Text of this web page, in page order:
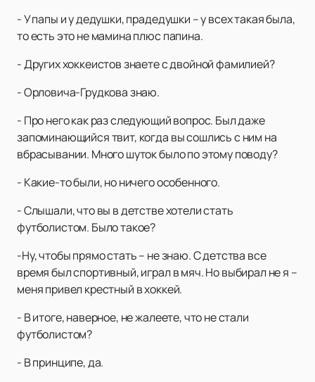
- У папы и у дедушки, прадедушки – у всех такая была,
то есть это не мамина плюс папина.
- Других хоккеистов знаете с двойной фамилией?
- Орловича-Грудкова знаю.
- Про него как раз следующий вопрос. Был даже
запоминающийся твит, когда вы сошлись с ним на
вбрасывании. Много шуток было по этому поводу?
- Какие-то были, но ничего особенного.
- Слышали, что вы в детстве хотели стать
футболистом. Было такое?
-Ну, чтобы прямо стать – не знаю. С детства все
время был спортивный, играл в мяч. Но выбирал не я –
меня привел крестный в хоккей.
- В итоге, наверное, не жалеете, что не стали
футболистом?
- В принципе, да.